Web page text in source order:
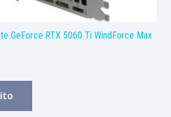
GeForce RTX 5060 Ti WindForce Max